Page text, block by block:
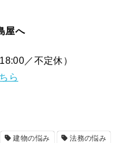
屋へ
／不定休）
ら
建物の悩み
法務の悩み